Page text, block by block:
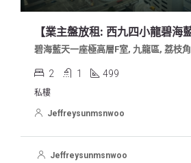
碧海藍天一座極高層F室, 九龍區, 荔枝角
2 1 499
私樓
Jeffreysunmsnwoo
Jeffreysunmsnwoo